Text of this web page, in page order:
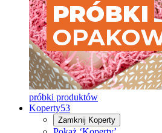
próbki produktów
Koperty53
Zamknij Koperty